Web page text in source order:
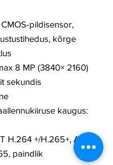
CMOS-pildisensor,
kõrge
8 MP (3840× 2160)
sekundis
kaugus:
H.264 +/H.265+, AI
paindlik